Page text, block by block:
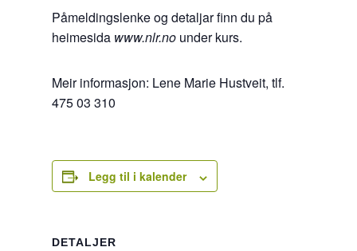
Påmeldingslenke og detaljar finn du på
heimesida www.nlr.no under kurs.
Meir informasjon: Lene Marie Hustveit, tlf.
475 03 310
Legg til i kalender
DETALJER